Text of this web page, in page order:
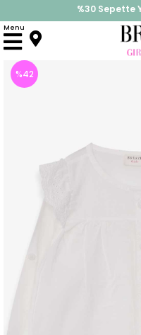
%30 Sepette
İndirimlere ek %10
Menu
Anasayfa Üst Giyim
%42